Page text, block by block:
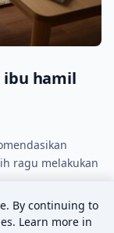
ibu hamil
ragu melakukan
By continuing to
Learn more in